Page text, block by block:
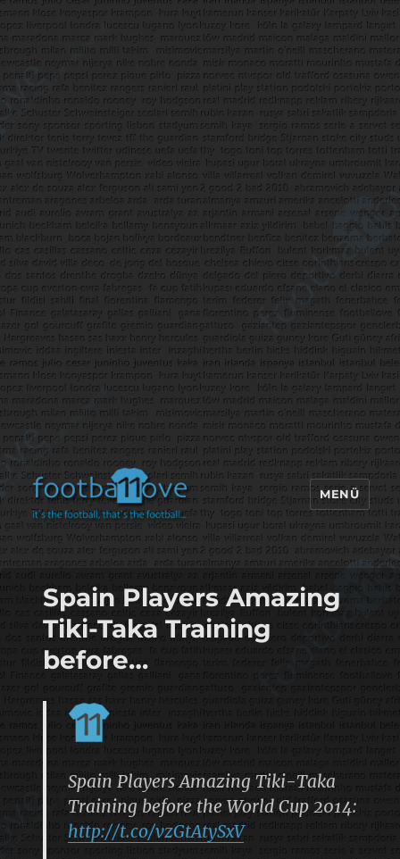
footbaLLove
MENÜ
Spain Players Amazing
Tiki-Taka Training
before…
Spain Players Amazing Tiki-Taka
Training before the World Cup 2014:
http://t.co/vzGtAtySxV